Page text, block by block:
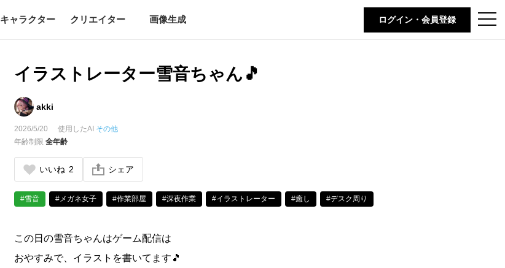
t
o
キャラクター クリエイター 画像生成 ログイン・会員登録
イラストレーター雪音ちゃん🎵
akki
2026/5/20 使用したAI その他
年齢制限全年齢
いいね 2 シェア
#雪音 #メガネ女子 #作業部屋 #深夜作業 #イラストレーター #癒し #デスク周り
この日の雪音ちゃんはゲーム配信は
おやすみで、イラストを書いてます🎵